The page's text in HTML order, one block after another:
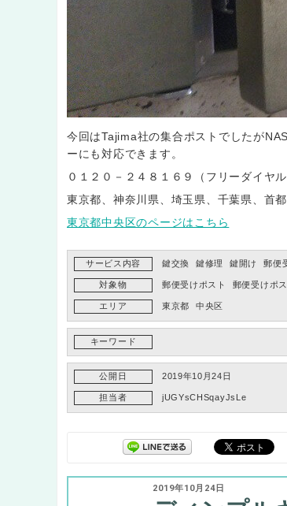
今回はTajima社の集合ポストでしたが
ーにも対応できます。
０１２０－２４８１６９（フリーダイヤ
東京都、神奈川県、埼玉県、千葉県、首
東京都中央区のページはこちら
サービス内容 鍵交換 鍵修理 鍵開け 郵便
対象物 郵便受けポスト 郵便受けポ
エリア 東京都 中央区
キーワード
公開日 2019年10月24日
担当者 jUGYsCHSqayJsLe
2019年10月24日